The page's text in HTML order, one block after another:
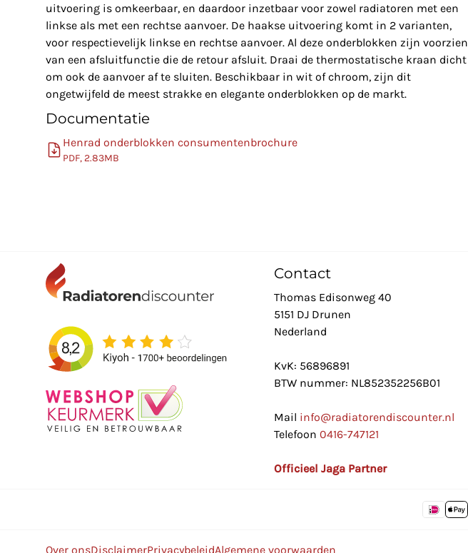
uitvoering is omkeerbaar, en daardoor inzetbaar voor zowel radiatoren met een
linkse als met een rechtse aanvoer. De haakse uitvoering komt in 2 varianten,
voor respectievelijk linkse en rechtse aanvoer. Al deze onderblokken zijn voorzien
van een afsluitfunctie die de retour afsluit. Draai de thermostatische kraan dicht
om ook de aanvoer af te sluiten. Beschikbaar in wit of chroom, zijn dit
ongetwijfeld de meest strakke en elegante onderblokken op de markt.
Documentatie
Henrad onderblokken consumentenbrochure
PDF, 2.83MB
Contact
Thomas Edisonweg 40
5151 DJ Drunen
Nederland
KvK: 56896891
BTW nummer: NL852352256B01
Mail info@radiatorendiscounter.nl
Telefoon 0416-747121
Officieel Jaga Partner
Over onsDisclaimerPrivacybeleidAlgemene voorwaarden